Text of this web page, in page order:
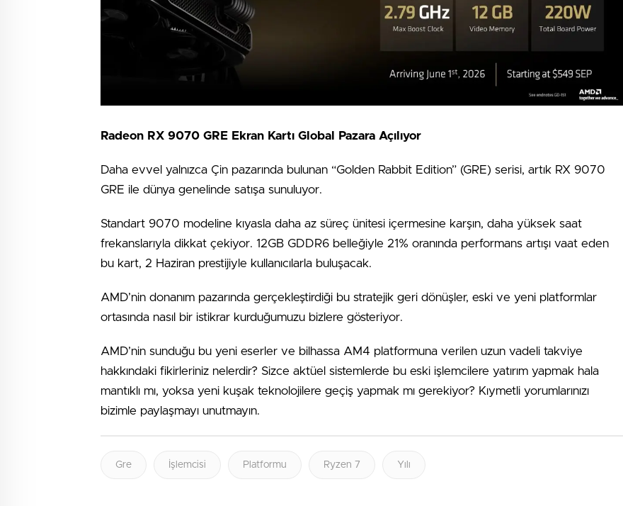
Radeon RX 9070 GRE Ekran Kartı Global Pazara Açılıyor
Daha evvel yalnızca Çin pazarında bulunan “Golden Rabbit Edition” (GRE) serisi, artık RX 9070
GRE ile dünya genelinde satışa sunuluyor.
Standart 9070 modeline kıyasla daha az süreç ünitesi içermesine karşın, daha yüksek saat
frekanslarıyla dikkat çekiyor. 12GB GDDR6 belleğiyle 21% oranında performans artışı vaat eden
bu kart, 2 Haziran prestijiyle kullanıcılarla buluşacak.
AMD’nin donanım pazarında gerçekleştirdiği bu stratejik geri dönüşler, eski ve yeni platformlar
ortasında nasıl bir istikrar kurduğumuzu bizlere gösteriyor.
AMD’nin sunduğu bu yeni eserler ve bilhassa AM4 platformuna verilen uzun vadeli takviye
hakkındaki fikirleriniz nelerdir? Sizce aktüel sistemlerde bu eski işlemcilere yatırım yapmak hala
mantıklı mı, yoksa yeni kuşak teknolojilere geçiş yapmak mı gerekiyor? Kıymetli yorumlarınızı
bizimle paylaşmayı unutmayın.
Gre İşlemcisi Platformu Ryzen 7 Yılı